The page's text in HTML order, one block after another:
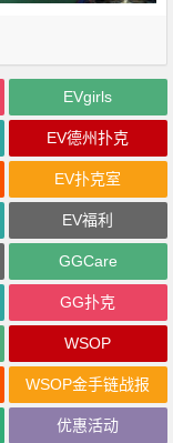
EVgirls
EV德州扑克
EV扑克室
EV福利
GGCare
GG扑克
WSOP
WSOP金手链战报
优惠活动